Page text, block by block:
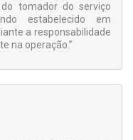
tomador do serviço
estabelecido em
a responsabilidade
na operação.”